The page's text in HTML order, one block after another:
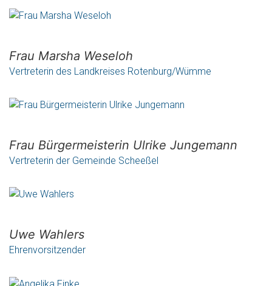
Frau Marsha Weseloh
Vertreterin des Landkreises Rotenburg/Wümme
Frau Bürgermeisterin Ulrike Jungemann
Vertreterin der Gemeinde Scheeßel
Uwe Wahlers
Ehrenvorsitzender